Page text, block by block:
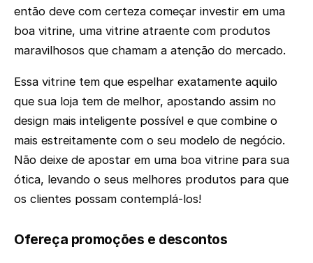
então deve com certeza começar investir em uma
boa vitrine, uma vitrine atraente com produtos
maravilhosos que chamam a atenção do mercado.
Essa vitrine tem que espelhar exatamente aquilo
que sua loja tem de melhor, apostando assim no
design mais inteligente possível e que combine o
mais estreitamente com o seu modelo de negócio.
Não deixe de apostar em uma boa vitrine para sua
ótica, levando o seus melhores produtos para que
os clientes possam contemplá-los!
Ofereça promoções e descontos